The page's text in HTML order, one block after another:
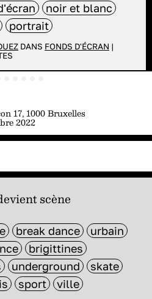
noir et blanc
portrait
DANS FONDS D'ÉCRAN |
17, 1000 Bruxelles
2022
scène
break dance
urbain
brigittines
underground
skate
sport ville